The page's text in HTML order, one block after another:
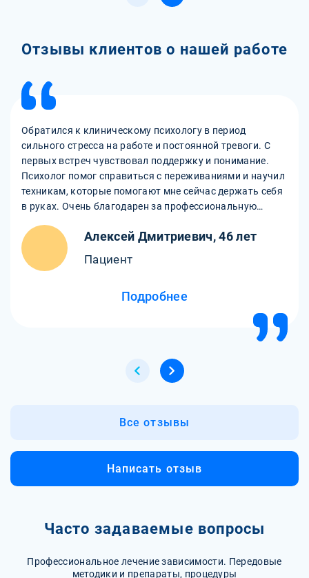
Отзывы клиентов о нашей работе
Обратился к клиническому психологу в период
сильного стресса на работе и постоянной тревоги. С
первых встреч чувствовал поддержку и понимание.
Психолог помог справиться с переживаниями и научил
техникам, которые помогают мне сейчас держать себя
в руках. Очень благодарен за профессиональную
Алексей Дмитриевич, 46 лет
Пациент
Подробнее
Все отзывы
Написать отзыв
Часто задаваемые вопросы
Профессиональное лечение зависимости. Передовые
методики и препараты, процедуры